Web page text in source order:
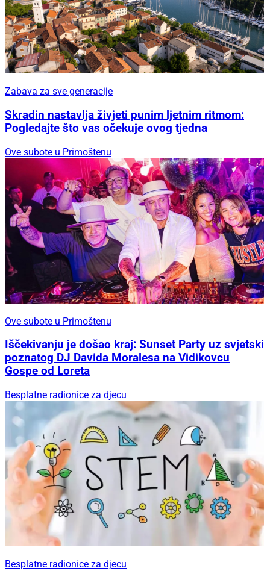
Zabava za sve generacije
Skradin nastavlja živjeti punim ljetnim ritmom:
Pogledajte što vas očekuje ovog tjedna
Ove subote u Primoštenu
Ove subote u Primoštenu
Iščekivanju je došao kraj: Sunset Party uz svjetski
poznatog DJ Davida Moralesa na Vidikovcu
Gospe od Loreta
Besplatne radionice za djecu
Besplatne radionice za djecu